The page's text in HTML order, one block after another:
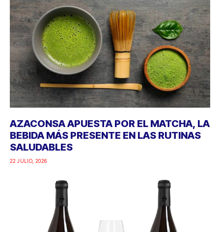
AZACONSA APUESTA POR EL MATCHA, LA
BEBIDA MÁS PRESENTE EN LAS RUTINAS
SALUDABLES
22 JULIO, 2026